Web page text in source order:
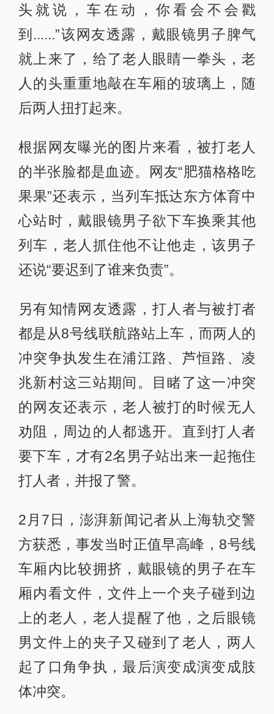
头就说，车在动，你看会不会戳
到......”该网友透露，戴眼镜男子脾气
就上来了，给了老人眼睛一拳头，老
人的头重重地敲在车厢的玻璃上，随
后两人扭打起来。
根据网友曝光的图片来看，被打老人
的半张脸都是血迹。网友“肥猫格格吃
果果”还表示，当列车抵达东方体育中
心站时，戴眼镜男子欲下车换乘其他
列车，老人抓住他不让他走，该男子
还说“要迟到了谁来负责”。
另有知情网友透露，打人者与被打者
都是从8号线联航路站上车，而两人的
冲突争执发生在浦江路、芦恒路、凌
兆新村这三站期间。目睹了这一冲突
的网友还表示，老人被打的时候无人
劝阻，周边的人都逃开。直到打人者
要下车，才有2名男子站出来一起拖住
打人者，并报了警。
2月7日，澎湃新闻记者从上海轨交警
方获悉，事发当时正值早高峰，8号线
车厢内比较拥挤，戴眼镜的男子在车
厢内看文件，文件上一个夹子碰到边
上的老人，老人提醒了他，之后眼镜
男文件上的夹子又碰到了老人，两人
起了口角争执，最后演变成演变成肢
体冲突。